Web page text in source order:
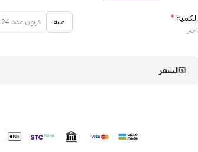
الكمية*
اختر
علبة كرتون عدد 24 علبة - نفدت الكمية
السعر